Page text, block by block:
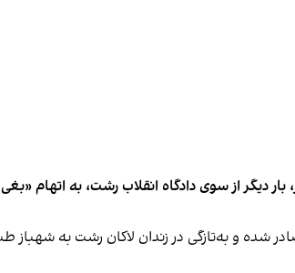
دیگر از سوی دادگاه انقلاب رشت، به اتهام
فعالان حقوق بشر در ایران، یکشنبه ۱۰ خرداد گزارش داد این حکم ۲۵ فروردین صادر شده و به‌تازگی